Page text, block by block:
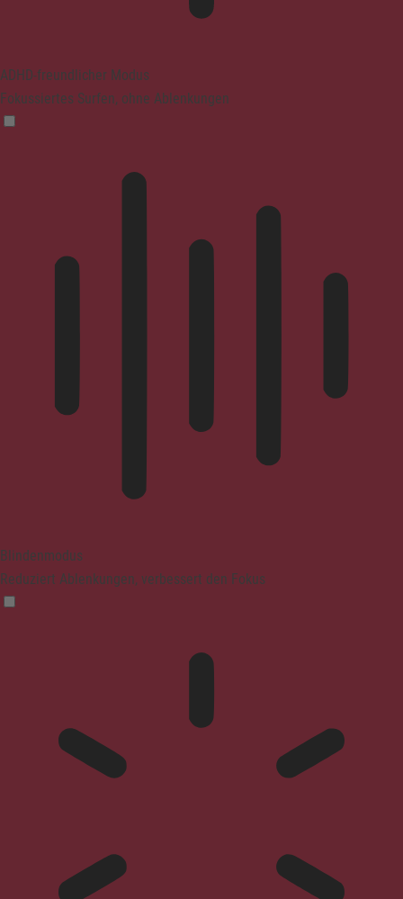
ADHD-freundlicher Modus
Fokussiertes Surfen, ohne Ablenkungen
Blindenmodus
Reduziert Ablenkungen, verbessert den Fokus